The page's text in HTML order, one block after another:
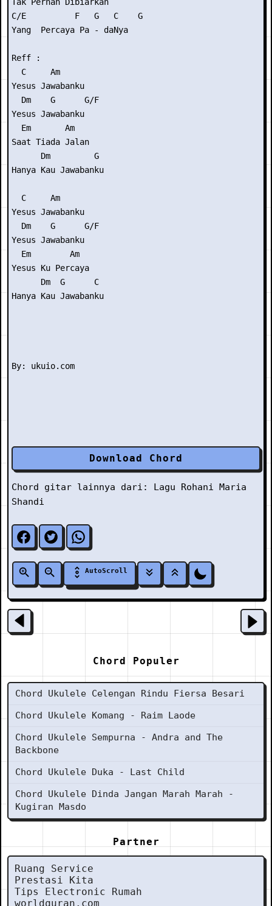
C/E          F   G   C    G
Yang  Percaya Pa - daNya
Reff :
  C     Am
Yesus Jawabanku
  Dm    G      G/F
Yesus Jawabanku
  Em       Am
Saat Tiada Jalan
      Dm         G
Hanya Kau Jawabanku
  C     Am
Yesus Jawabanku
  Dm    G      G/F
Yesus Jawabanku
  Em        Am
Yesus Ku Percaya
      Dm  G      C
Hanya Kau Jawabanku
Download Chord
Chord gitar lainnya dari: Lagu Rohani Maria
Shandi
AutoScroll
Chord Populer
Chord Ukulele Celengan Rindu Fiersa Besari
Chord Ukulele Komang - Raim Laode
Chord Ukulele Sempurna - Andra and The
Backbone
Chord Ukulele Duka - Last Child
Chord Ukulele Dinda Jangan Marah Marah -
Kugiran Masdo
Partner
Ruang Service
Prestasi Kita
Tips Electronic Rumah
worldquran.com